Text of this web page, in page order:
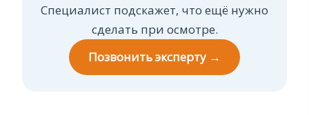
Специалист подскажет, что ещё нужно
сделать при осмотре.
Позвонить эксперту →